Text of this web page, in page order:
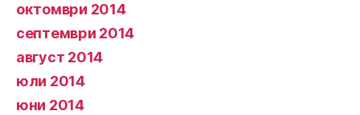
октомври 2014
септември 2014
август 2014
юли 2014
юни 2014